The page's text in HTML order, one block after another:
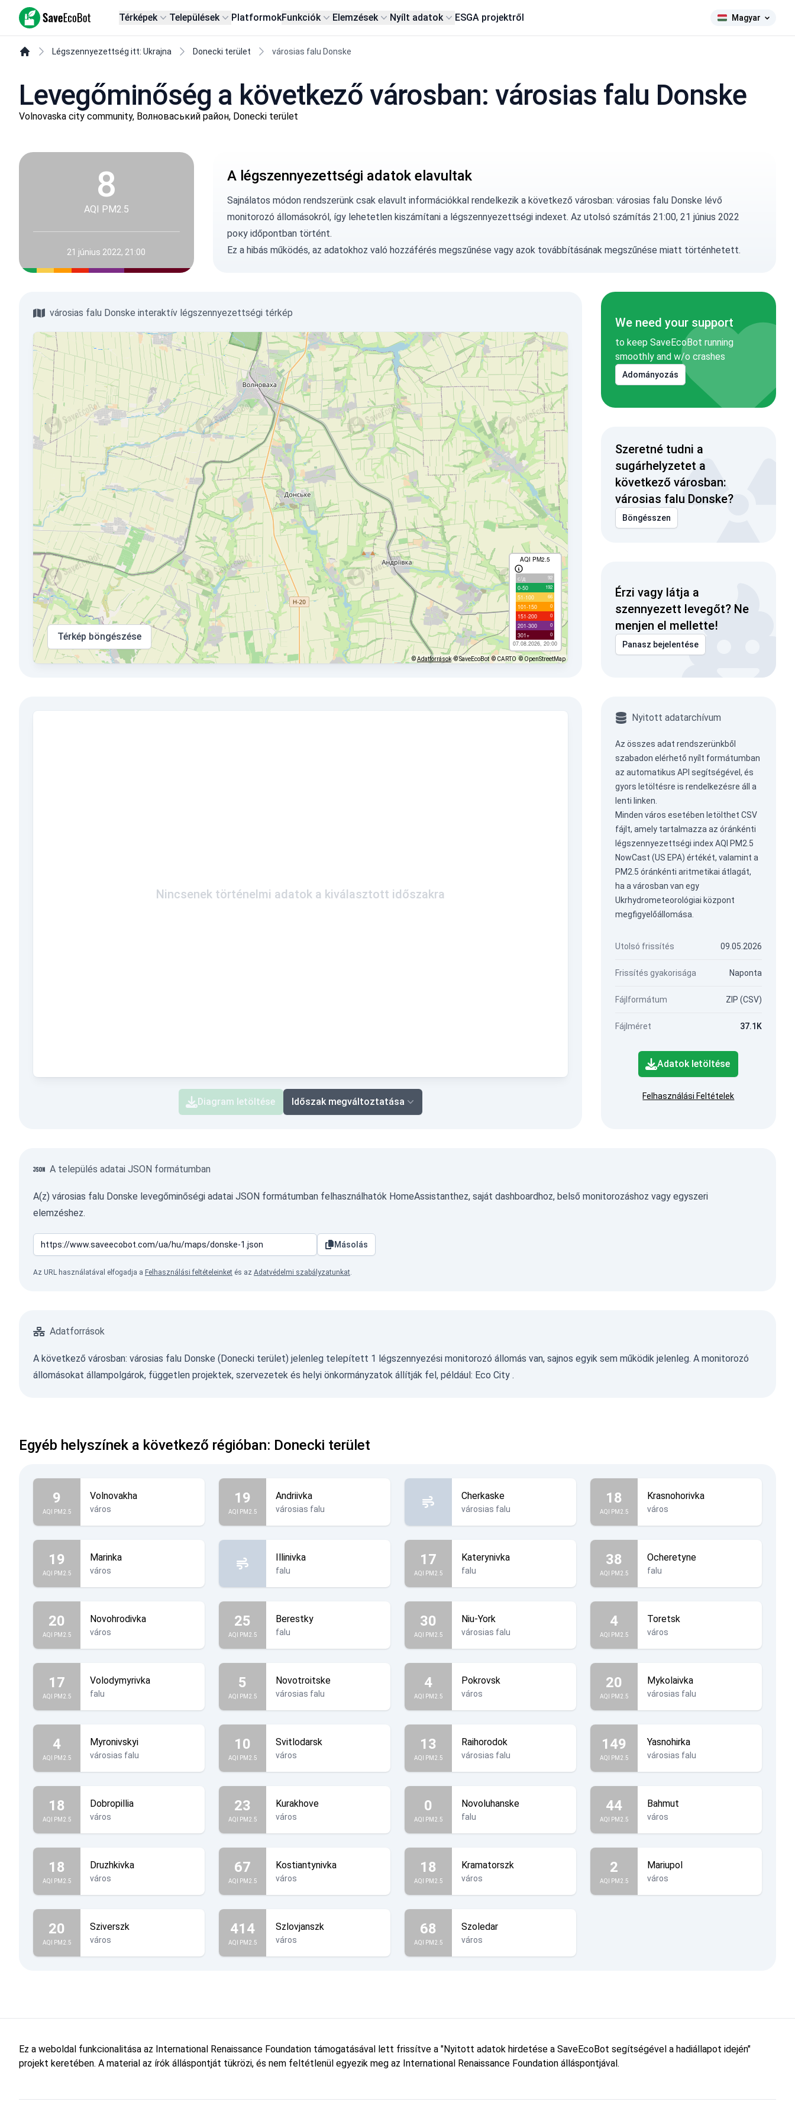
SaveEcoBot Térképek Települések PlatformokFunkciók Elemzések Nyílt adatok ESGA projektről Magyar
Légszennyezettség itt: Ukrajna Donecki terület városias falu Donske
Levegőminőség a következő városban: városias falu Donske
Volnovaska city community, Волноваський район, Donecki terület
8
AQI PM2.5
21 június 2022, 21:00
A légszennyezettségi adatok elavultak
Sajnálatos módon rendszerünk csak elavult információkkal rendelkezik a következő városban: városias falu Donske lévő
monitorozó állomásokról, így lehetetlen kiszámítani a légszennyezettségi indexet. Az utolsó számítás 21:00, 21 június 2022
року időpontban történt.
Ez a hibás működés, az adatokhoz való hozzáférés megszűnése vagy azok továbbításának megszűnése miatt történhetett.
városias falu Donske interaktív légszennyezettségi térkép
AQI PM2.5
с/д 92
0-50 192
51-100 66
101-150 0
151-200 0
201-300 0
301+ 0
07.08.2026, 20:00
Térkép böngészése
©Adatforrások © SaveEcoBot © CARTO © OpenStreetMap
We need your support
to keep SaveEcoBot running
smoothly and w/o crashes
Adományozás
Szeretné tudni a
sugárhelyzetet a
következő városban:
városias falu Donske?
Böngésszen
Érzi vagy látja a
szennyezett levegőt? Ne
menjen el mellette!
Panasz bejelentése
Nincsenek történelmi adatok a kiválasztott időszakra
Diagram letöltése Időszak megváltoztatása
Nyitott adatarchívum
Az összes adat rendszerünkből
szabadon elérhető nyílt formátumban
az automatikus API segítségével, és
gyors letöltésre is rendelkezésre áll a
lenti linken.
Minden város esetében letölthet CSV
fájlt, amely tartalmazza az óránkénti
légszennyezettségi index AQI PM2.5
NowCast (US EPA) értékét, valamint a
PM2.5 óránkénti aritmetikai átlagát,
ha a városban van egy
Ukrhydrometeorológiai központ
megfigyelőállomása.
Utolsó frissítés 09.05.2026
Frissítés gyakorisága Naponta
Fájlformátum ZIP (CSV)
Fájlméret 37.1K
Adatok letöltése
Felhasználási Feltételek
A település adatai JSON formátumban
A(z) városias falu Donske levegőminőségi adatai JSON formátumban felhasználhatók HomeAssistanthez, saját dashboardhoz, belső monitorozáshoz vagy egyszeri
elemzéshez.
Másolás
Az URL használatával elfogadja a Felhasználási feltételeinket és az Adatvédelmi szabályzatunkat.
Adatforrások
A következő városban: városias falu Donske (Donecki terület) jelenleg telepített 1 légszennyezési monitorozó állomás van, sajnos egyik sem működik jelenleg. A monitorozó
állomásokat állampolgárok, független projektek, szervezetek és helyi önkormányzatok állítják fel, például: Eco City .
Egyéb helyszínek a következő régióban: Donecki terület
9
AQI PM2.5
Volnovakha
város
19
AQI PM2.5
Andriivka
városias falu
Cherkaske
városias falu
18
AQI PM2.5
Krasnohorivka
város
19
AQI PM2.5
Marinka
város
Illinivka
falu
17
AQI PM2.5
Katerynivka
falu
38
AQI PM2.5
Ocheretyne
falu
20
AQI PM2.5
Novohrodivka
város
25
AQI PM2.5
Berestky
falu
30
AQI PM2.5
Niu-York
városias falu
4
AQI PM2.5
Toretsk
város
17
AQI PM2.5
Volodymyrivka
falu
5
AQI PM2.5
Novotroitske
városias falu
4
AQI PM2.5
Pokrovsk
város
20
AQI PM2.5
Mykolaivka
városias falu
4
AQI PM2.5
Myronivskyi
városias falu
10
AQI PM2.5
Svitlodarsk
város
13
AQI PM2.5
Raihorodok
városias falu
149
AQI PM2.5
Yasnohirka
városias falu
18
AQI PM2.5
Dobropillia
város
23
AQI PM2.5
Kurakhove
város
0
AQI PM2.5
Novoluhanske
falu
44
AQI PM2.5
Bahmut
város
18
AQI PM2.5
Druzhkivka
város
67
AQI PM2.5
Kostiantynivka
város
18
AQI PM2.5
Kramatorszk
város
2
AQI PM2.5
Mariupol
város
20
AQI PM2.5
Sziverszk
város
414
AQI PM2.5
Szlovjanszk
város
68
AQI PM2.5
Szoledar
város
Ez a weboldal funkcionalitása az International Renaissance Foundation támogatásával lett frissítve a "Nyitott adatok hirdetése a SaveEcoBot segítségével a hadiállapot idején"
projekt keretében. A material az írók álláspontját tükrözi, és nem feltétlenül egyezik meg az International Renaissance Foundation álláspontjával.